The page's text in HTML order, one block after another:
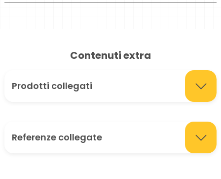
Contenuti extra
Prodotti collegati
Referenze collegate